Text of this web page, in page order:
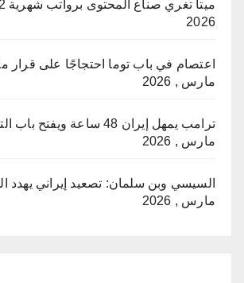
ميتا تغري صناع المحتوى برواتب شهرية
2026
اعتصام في باب توما احتجاجًا على قرار
مارس , 2026
ترامب يمهل إيران 48 ساعة ويفتح باب التصعيد
مارس , 2026
السيسي وبن سلمان: تصعيد إيراني يهدد
مارس , 2026